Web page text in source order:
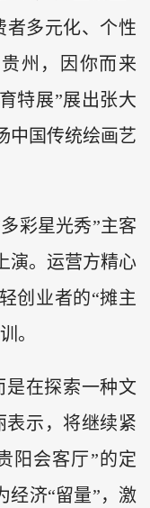
者多元化、个性
州，因你而来
特展”展出张大
中国传统绘画艺
彩星光秀”主客
演。运营方精心
创业者的“摊主
。
是在探索一种文
表示，将继续紧
阳会客厅”的定
经济“留量”，激